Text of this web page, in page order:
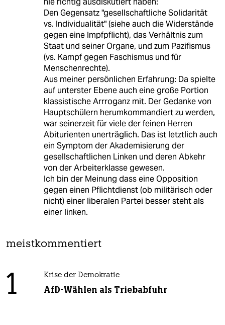
Den Gegensatz "gesellschaftliche Solidarität
vs. Individualität" (siehe auch die Widerstände
gegen eine Impfpflicht), das Verhältnis zum
Staat und seiner Organe, und zum Pazifismus
(vs. Kampf gegen Faschismus und für
Menschenrechte).
Aus meiner persönlichen Erfahrung: Da spielte
auf unterster Ebene auch eine große Portion
klassistische Arrroganz mit. Der Gedanke von
Hauptschülern herumkommandiert zu werden,
war seinerzeit für viele der feinen Herren
Abiturienten unerträglich. Das ist letztlich auch
ein Symptom der Akademisierung der
gesellschaftlichen Linken und deren Abkehr
von der Arbeiterklasse gewesen.
Ich bin der Meinung dass eine Opposition
gegen einen Pflichtdienst (ob militärisch oder
nicht) einer liberalen Partei besser steht als
einer linken.
meistkommentiert
1 Krise der Demokratie
AfD-Wählen als Triebabfuhr